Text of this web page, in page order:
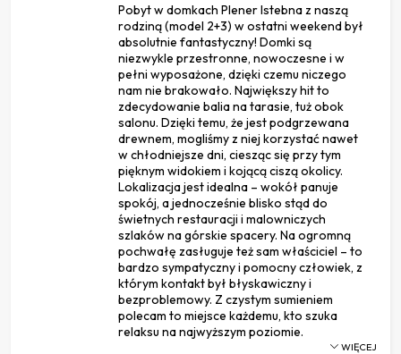
Pobyt w domkach Plener Istebna z naszą
rodziną (model 2+3) w ostatni weekend był
absolutnie fantastyczny! Domki są
niezwykle przestronne, nowoczesne i w
pełni wyposażone, dzięki czemu niczego
nam nie brakowało. Największy hit to
zdecydowanie balia na tarasie, tuż obok
salonu. Dzięki temu, że jest podgrzewana
drewnem, mogliśmy z niej korzystać nawet
w chłodniejsze dni, ciesząc się przy tym
pięknym widokiem i kojącą ciszą okolicy.
Lokalizacja jest idealna – wokół panuje
spokój, a jednocześnie blisko stąd do
świetnych restauracji i malowniczych
szlaków na górskie spacery. Na ogromną
pochwałę zasługuje też sam właściciel – to
bardzo sympatyczny i pomocny człowiek, z
którym kontakt był błyskawiczny i
bezproblemowy. Z czystym sumieniem
polecam to miejsce każdemu, kto szuka
relaksu na najwyższym poziomie.
WIĘCEJ